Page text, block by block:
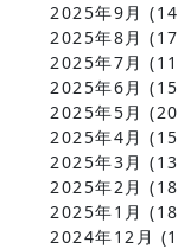
2025年9月
2025年8月
2025年7月
2025年6月
2025年5月
2025年4月
2025年3月
2025年2月
2025年1月
2024年12月